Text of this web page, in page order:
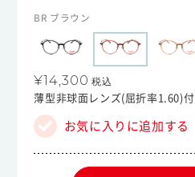
BR ブラウン
¥14,300 税込
薄型非球面レンズ(屈折率1.60)付
お気に入りに追加する